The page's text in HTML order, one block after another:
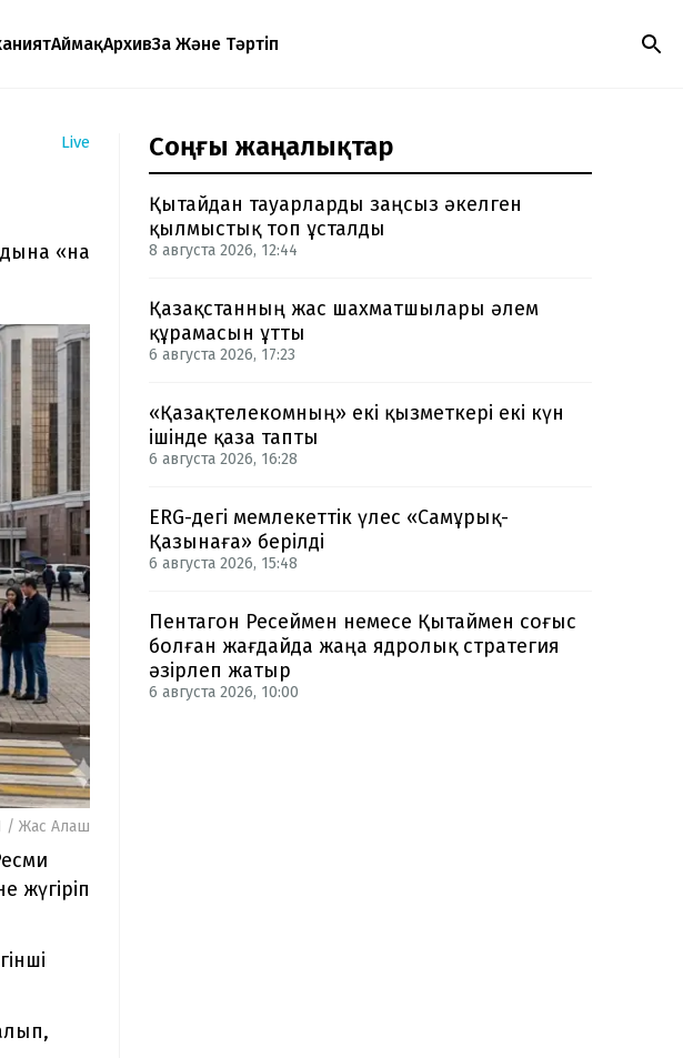
АймақАрхивЗаң Және Тәртіп
Live
«на
/ Жас Алаш
жүгіріп
Соңғы жаңалықтар
Қытайдан тауарларды заңсыз әкелген
қылмыстық топ ұсталды
8 августа 2026, 12:44
Қазақстанның жас шахматшылары әлем
құрамасын ұтты
6 августа 2026, 17:23
«Қазақтелекомның» екі қызметкері екі күн
ішінде қаза тапты
6 августа 2026, 16:28
ERG-дегі мемлекеттік үлес «Самұрық-
Қазынаға» берілді
6 августа 2026, 15:48
Пентагон Ресеймен немесе Қытаймен соғыс
болған жағдайда жаңа ядролық стратегия
әзірлеп жатыр
6 августа 2026, 10:00